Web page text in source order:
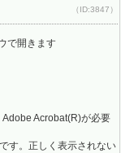
（ID:3847）
で開きます
Acrobat(R)が必要
す。正しく表示されない